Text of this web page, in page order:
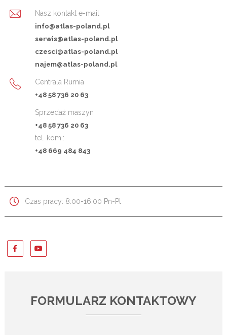
Nasz kontakt e-mail
info@atlas-poland.pl
serwis@atlas-poland.pl
czesci@atlas-poland.pl
najem@atlas-poland.pl
Centrala Rumia
+48 58 736 20 63
Sprzedaż maszyn
+48 58 736 20 63
tel. kom.:
+48 669 484 843
Czas pracy: 8:00-16:00 Pn-Pt
FORMULARZ KONTAKTOWY